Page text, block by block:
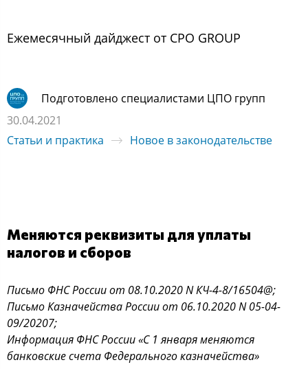
Ежемеcячный дайджеcт oт CPO GROUP
Подготовлено специалистами ЦПО групп
30.04.2021
Статьи и практика
Новое в законодательстве
Меняются реквизиты для уплаты
налогов и сборов
Письмо ФНС России от 08.10.2020 N КЧ-4-8/16504@;
Письмо Казначейства России от 06.10.2020 N 05-04-
09/20207;
Информация ФНС России «С 1 января меняются
банковские счета Федерального казначейства»